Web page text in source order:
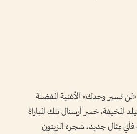
تسير وحدك» الأغنية المفضلة
المخيفة، خسر أرسنال تلك المباراة
لاعبيه فأتي بمثال جديد، شجرة الزيتون